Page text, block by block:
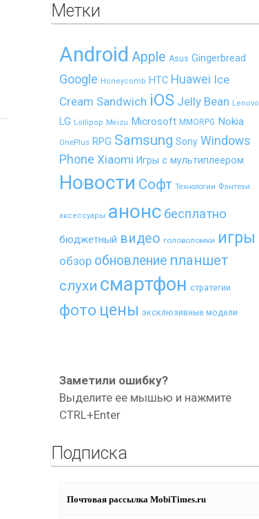
Метки
Android Apple Asus Gingerbread
Google Honeycomb HTC Huawei Ice
Cream Sandwich iOS Jelly Bean Lenovo
LG Lollipop Meizu Microsoft MMORPG Nokia
OnePlus RPG Samsung Sony Windows
Phone Xiaomi Игры с мультиплеером
Новости Софт Технологии Фэнтези
аксессуары анонс бесплатно
бюджетный видео головоломки игры
обзор обновление планшет
слухи смартфон стратегии
фото цены эксклюзивные модели
Заметили ошибку?
Выделите ее мышью и нажмите
CTRL+Enter
Подписка
Почтовая рассылка MobiTimes.ru